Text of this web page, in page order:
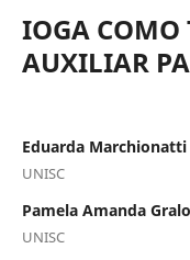
IOGA COMO
AUXILIAR
Eduarda Marchionatti
UNISC
Pamela Amanda
UNISC